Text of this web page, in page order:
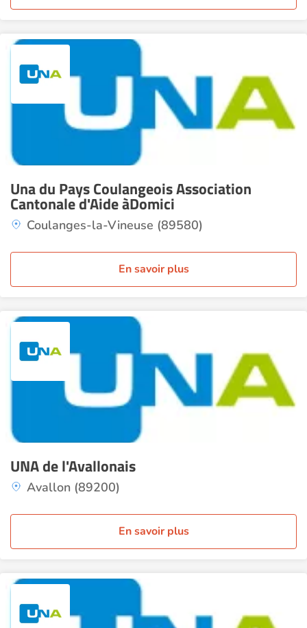
Una du Pays Coulangeois Association
Cantonale d'Aide àDomici
Coulanges-la-Vineuse (89580)
En savoir plus
UNA de l'Avallonais
Avallon (89200)
En savoir plus